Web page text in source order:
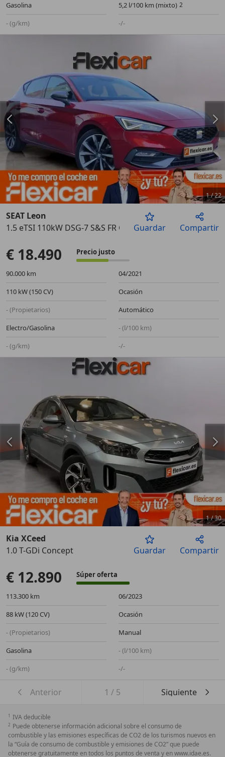
Gasolina
5,2 l/100 km (mixto)
- (g/km)
-/-
Anterior
1/22
SEAT Leon
1.5 eTSI 110kW DSG-7 S&S FR Go LGuardar Compartir
€ 18.490 Precio justo
90.000 km
04/2021
110 kW (150 CV)
Ocasión
- (Propietarios)
Automático
Electro/Gasolina
- (l/100 km)
- (g/km)
-/-
Anterior
1/30
Kia XCeed
1.0 T-GDi Concept
Guardar Compartir
€ 12.890 Súper oferta
113.300 km
06/2023
88 kW (120 CV)
Ocasión
- (Propietarios)
Manual
Gasolina
- (l/100 km)
- (g/km)
-/-
Anterior 1 / 5 Siguiente
1 IVA deducible
2 Puede obtenerse información adicional sobre el consumo de
combustible y las emisiones específicas de CO2 de los turismos nuevos en
la “Guía de consumo de combustible y emisiones de CO2” que puede
obtenerse gratuitamente en todos los puntos de venta y en www.idae.es.